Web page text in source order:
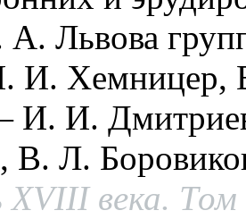
Львова
И. Хемницер,
И. И.
В. Л.
XVIII века.